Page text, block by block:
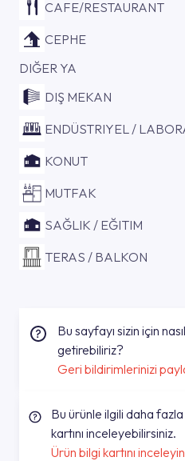
CAFE/RESTAURANT
CEPHE
DIĞER YA
DIŞ MEKAN
ENDÜSTRIYEL /
KONUT
MUTFAK
SAĞLIK / EĞITIM
TERAS / BALKON
Bu sayfayı sizin için
getirebiliriz?
Geri bildirimlerinizi
Bu ürünle ilgili daha
kartını inceleyebilirsiniz.
Ürün bilgi kartını inceleyin